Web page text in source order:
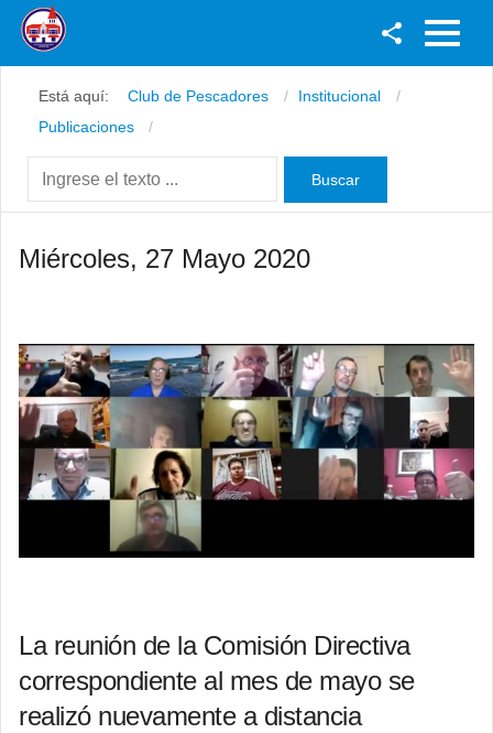
Youtube
Instagram
Está aquí: Club de Pescadores
Institucional
Publicaciones
Miércoles, 27 Mayo 2020
La reunión de la Comisión Directiva
correspondiente al mes de mayo se
realizó nuevamente a distancia